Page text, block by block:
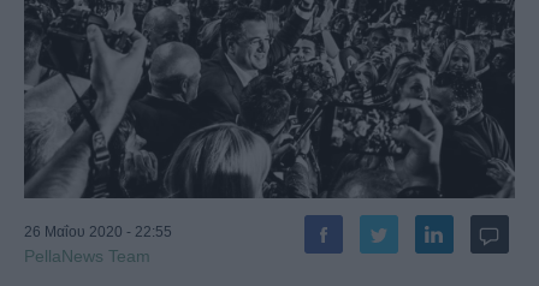
26 Μαΐου 2020 - 22:55
PellaNews Team